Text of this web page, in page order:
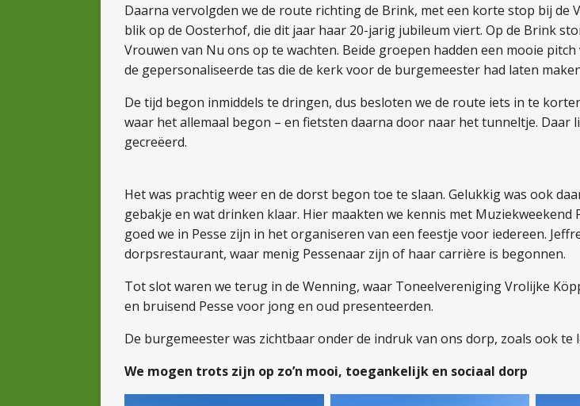
Daarna vervolgden we de route richting de Brink, met een korte stop bij de
blik op de Oosterhof, die dit jaar haar 20-jarig jubileum viert. Op de Brink
Vrouwen van Nu ons op te wachten. Beide groepen hadden een mooie
de gepersonaliseerde tas die de kerk voor de burgemeester had laten
De tijd begon inmiddels te dringen, dus besloten we de route iets in te
waar het allemaal begon – en fietsten daarna door naar het tunneltje. Daar
gecreëerd.
Het was prachtig weer en de dorst begon toe te slaan. Gelukkig was ook
gebakje en wat drinken klaar. Hier maakten we kennis met
goed we in Pesse zijn in het organiseren van een feestje voor iedereen.
dorpsrestaurant, waar menig Pessenaar zijn of haar carrière is begonnen.
Tot slot waren we terug in de Wenning, waar Toneelvereniging Vrolijke
en bruisend Pesse voor jong en oud presenteerden.
De burgemeester was zichtbaar onder de indruk van ons dorp, zoals ook te
We mogen trots zijn op zo’n mooi, toegankelijk en sociaal dorp